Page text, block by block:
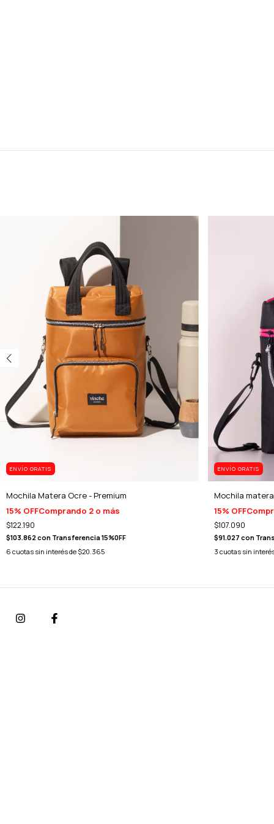
ENVÍO GRATIS
Mochila Matera Ocre - Premium
15% OFFComprando 2 o más
$122.190
$103.862 con Transferencia 15%0FF
6 cuotas sin interés de $20.365
ENVÍO GRATIS
Mochila
15% OFF
$107.090
$91.027 con
3 cuotas sin